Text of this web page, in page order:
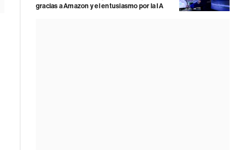
gracias a Amazon y el entusiasmo por la IA